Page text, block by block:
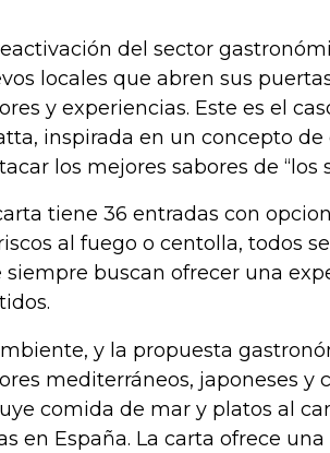
del sector
locales que abren sus
y experiencias. Este es el
inspirada en un concepto
los mejores sabores de “los
tiene 36 entradas con
al fuego o centolla, todos
siempre buscan ofrecer una
y la propuesta
mediterráneos, japoneses y
comida de mar y platos al
en España. La carta ofrece